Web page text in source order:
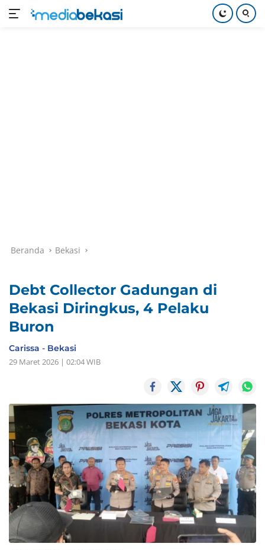
Beranda Bekasi
Debt Collector Gadungan di
Bekasi Diringkus, 4 Pelaku
Buron
Carissa - Bekasi
29 Maret 2026 | 02:04 WIB